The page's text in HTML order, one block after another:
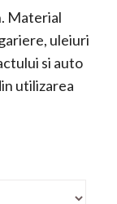
Material
uleiuri
si auto
utilizarea